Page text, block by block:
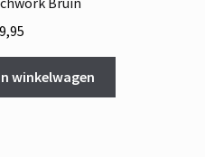
winkelwagen